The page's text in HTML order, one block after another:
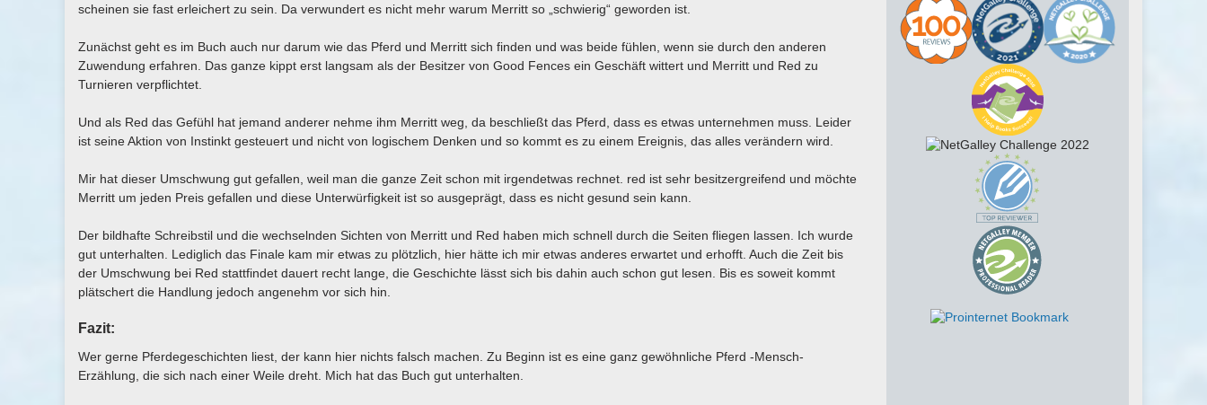
scheinen sie fast erleichert zu sein. Da verwundert es nicht mehr warum Merritt so „schwierig“ geworden ist.
Zunächst geht es im Buch auch nur darum wie das Pferd und Merritt sich finden und was beide fühlen, wenn sie durch den anderen
Zuwendung erfahren. Das ganze kippt erst langsam als der Besitzer von Good Fences ein Geschäft wittert und Merritt und Red zu
Turnieren verpflichtet.
Und als Red das Gefühl hat jemand anderer nehme ihm Merritt weg, da beschließt das Pferd, dass es etwas unternehmen muss. Leider
ist seine Aktion von Instinkt gesteuert und nicht von logischem Denken und so kommt es zu einem Ereignis, das alles verändern wird.
Mir hat dieser Umschwung gut gefallen, weil man die ganze Zeit schon mit irgendetwas rechnet. red ist sehr besitzergreifend und möchte
Merritt um jeden Preis gefallen und diese Unterwürfigkeit ist so ausgeprägt, dass es nicht gesund sein kann.
Der bildhafte Schreibstil und die wechselnden Sichten von Merritt und Red haben mich schnell durch die Seiten fliegen lassen. Ich wurde
gut unterhalten. Lediglich das Finale kam mir etwas zu plötzlich, hier hätte ich mir etwas anderes erwartet und erhofft. Auch die Zeit bis
der Umschwung bei Red stattfindet dauert recht lange, die Geschichte lässt sich bis dahin auch schon gut lesen. Bis es soweit kommt
plätschert die Handlung jedoch angenehm vor sich hin.
Fazit:
Wer gerne Pferdegeschichten liest, der kann hier nichts falsch machen. Zu Beginn ist es eine ganz gewöhnliche Pferd -Mensch-
Erzählung, die sich nach einer Weile dreht. Mich hat das Buch gut unterhalten.